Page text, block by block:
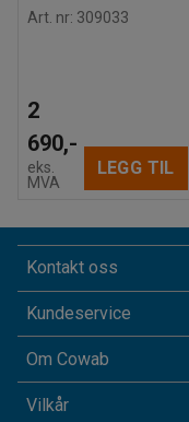
Art. nr: 309033
2
690,-
eks.
MVA
LEGG TIL
Kontakt oss
Kundeservice
Om Cowab
Vilkår